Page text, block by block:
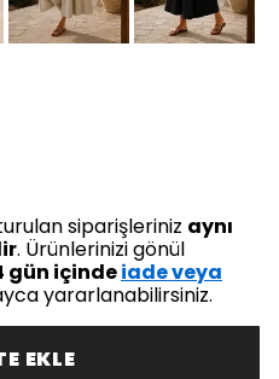
siparişleriniz aynı
. Ürünlerinizi gönül
gün içindeiade veya
yararlanabilirsiniz.
EKLE